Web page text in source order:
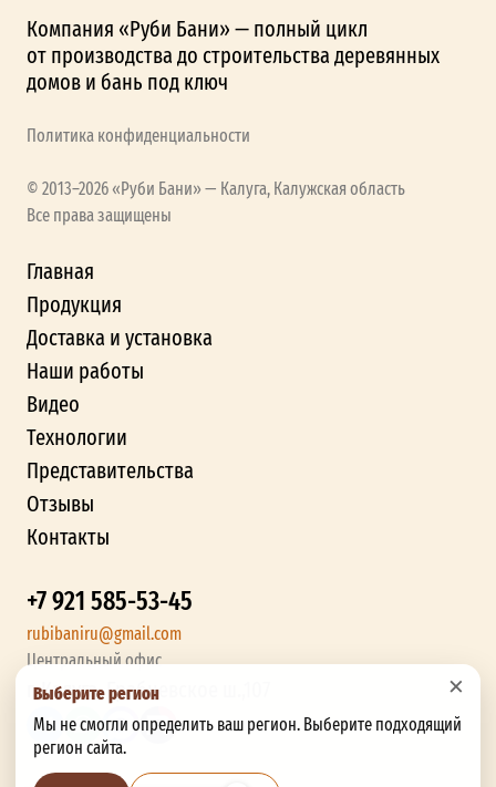
×
Выберите регион
Мы не смогли определить ваш регион. Выберите подходящий
регион сайта.
Компания «Руби Бани» — полный цикл
от производства до строительства деревянных
домов и бань под ключ
Политика конфиденциальности
© 2013–2026 «Руби Бани» — Калуга, Калужская область
Все права защищены
Главная
Продукция
Доставка и установка
Наши работы
Видео
Технологии
Представительства
Отзывы
Контакты
+7 921 585-53-45
rubibaniru@gmail.com
Центральный офис
г. Калуга, Грабцевское ш.,107